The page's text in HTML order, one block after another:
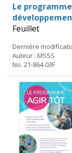
Le
Feuillet
Dernière
Auteur : MSSS
No. 21-864-03F